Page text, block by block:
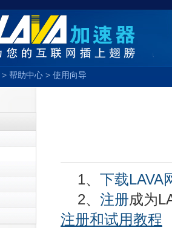
> 帮助中心 > 使用向导
1、 下载LAVA
2、 注册成为
注册和试用教程